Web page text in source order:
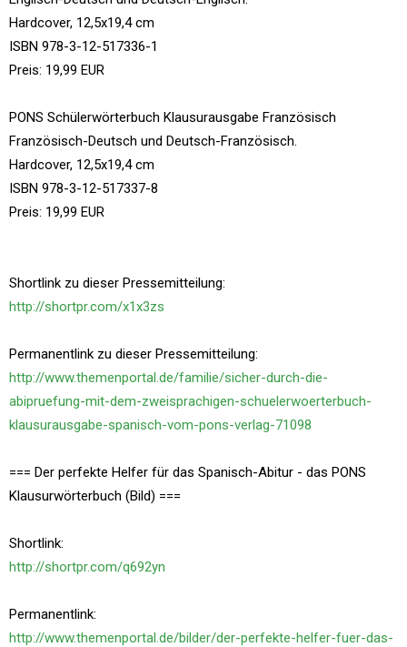
Hardcover, 12,5x19,4 cm
ISBN 978-3-12-517336-1
Preis: 19,99 EUR
PONS Schülerwörterbuch Klausurausgabe Französisch
Französisch-Deutsch und Deutsch-Französisch.
Hardcover, 12,5x19,4 cm
ISBN 978-3-12-517337-8
Preis: 19,99 EUR
Shortlink zu dieser Pressemitteilung:
http://shortpr.com/x1x3zs
Permanentlink zu dieser Pressemitteilung:
http://www.themenportal.de/familie/sicher-durch-die-
abipruefung-mit-dem-zweisprachigen-schuelerwoerterbuch-
klausurausgabe-spanisch-vom-pons-verlag-71098
=== Der perfekte Helfer für das Spanisch-Abitur - das PONS
Klausurwörterbuch (Bild) ===
Shortlink:
http://shortpr.com/q692yn
Permanentlink:
http://www.themenportal.de/bilder/der-perfekte-helfer-fuer-das-